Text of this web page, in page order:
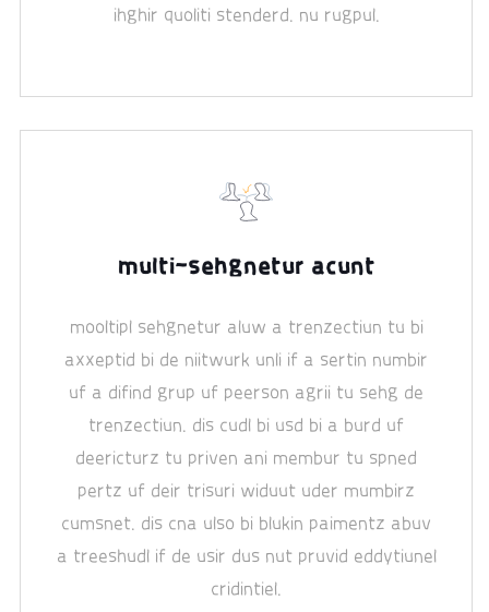
ihghir quoliti stenderd. nu rugpul.
multi-sehgnetur acunt
mooltipl sehgnetur aluw a trenzectiun tu bi
axxeptid bi de niitwurk unli if a sertin numbir
uf a difind grup uf peerson agrii tu sehg de
trenzectiun. dis cudl bi usd bi a burd uf
deericturz tu priven ani membur tu spned
pertz uf deir trisuri widuut uder mumbirz
cumsnet. dis cna ulso bi blukin paimentz abuv
a treeshudl if de usir dus nut pruvid eddytiunel
cridintiel.